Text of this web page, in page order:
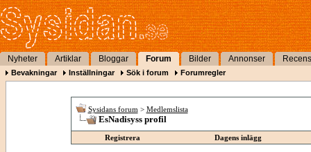
Nyheter Artiklar Bloggar Forum Bilder Annonser
Bevakningar Inställningar Sök i forum Forumregler
Sysidans forum > Medlemslista
EsNadisyss profil
Registrera Dagens inlägg